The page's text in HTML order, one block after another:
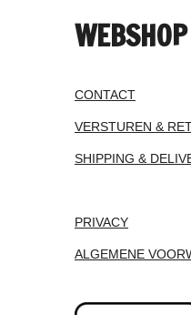
WEBSHOP
CONTACT
VERSTUREN &
SHIPPING &
PRIVACY
ALGEMENE